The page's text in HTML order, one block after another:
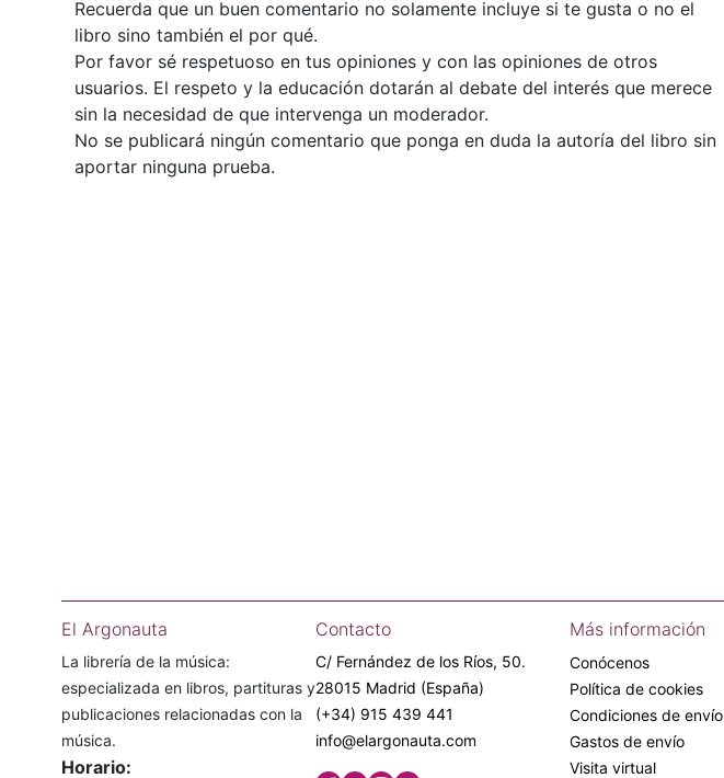
Recuerda que un buen comentario no solamente incluye si te gusta o no el
libro sino también el por qué.
Por favor sé respetuoso en tus opiniones y con las opiniones de otros
usuarios. El respeto y la educación dotarán al debate del interés que merece
sin la necesidad de que intervenga un moderador.
No se publicará ningún comentario que ponga en duda la autoría del libro sin
aportar ninguna prueba.
El Argonauta
La librería de la música:
especializada en libros, partituras y
publicaciones relacionadas con la
música.
Horario:
Contacto
C/ Fernández de los Ríos, 50.
28015 Madrid (España)
(+34) 915 439 441
info@elargonauta.com
Más información
Conócenos
Política de cookies
Condiciones de envío
Gastos de envío
Visita virtual